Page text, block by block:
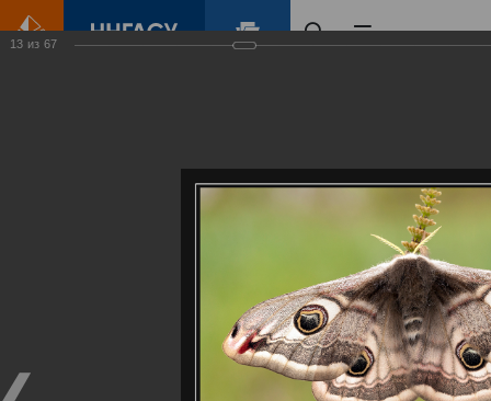
Фотогалерея
13 из 67